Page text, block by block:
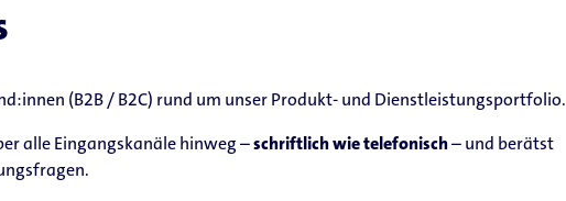
(B2B / B2C) rund um unser Produkt- und Dienstleistungsportfolio.
alle Eingangskanäle hinweg –schriftlich wie telefonisch– und berätst